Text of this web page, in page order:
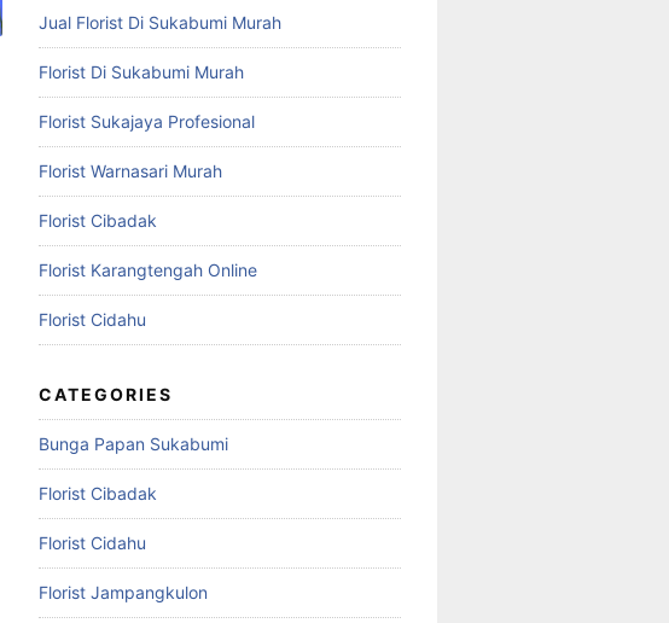
Jual Florist Di Sukabumi Murah
Florist Di Sukabumi Murah
Florist Sukajaya Profesional
Florist Warnasari Murah
Florist Cibadak
Florist Karangtengah Online
Florist Cidahu
CATEGORIES
Bunga Papan Sukabumi
Florist Cibadak
Florist Cidahu
Florist Jampangkulon